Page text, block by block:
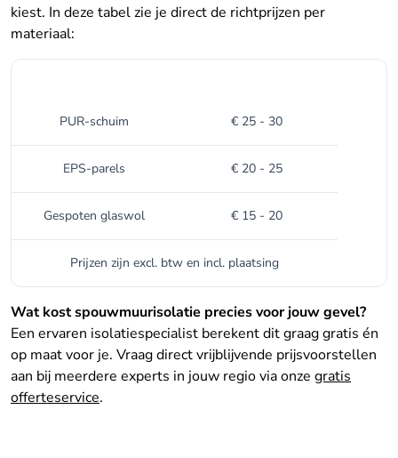
kiest. In deze tabel zie je direct de richtprijzen per
materiaal:
PUR-schuim € 25 - 30
EPS-parels € 20 - 25
Gespoten glaswol € 15 - 20
Prijzen zijn excl. btw en incl. plaatsing
Wat kost spouwmuurisolatie precies voor jouw gevel?
Een ervaren isolatiespecialist berekent dit graag gratis én
op maat voor je. Vraag direct vrijblijvende prijsvoorstellen
aan bij meerdere experts in jouw regio via onze gratis
offerteservice.